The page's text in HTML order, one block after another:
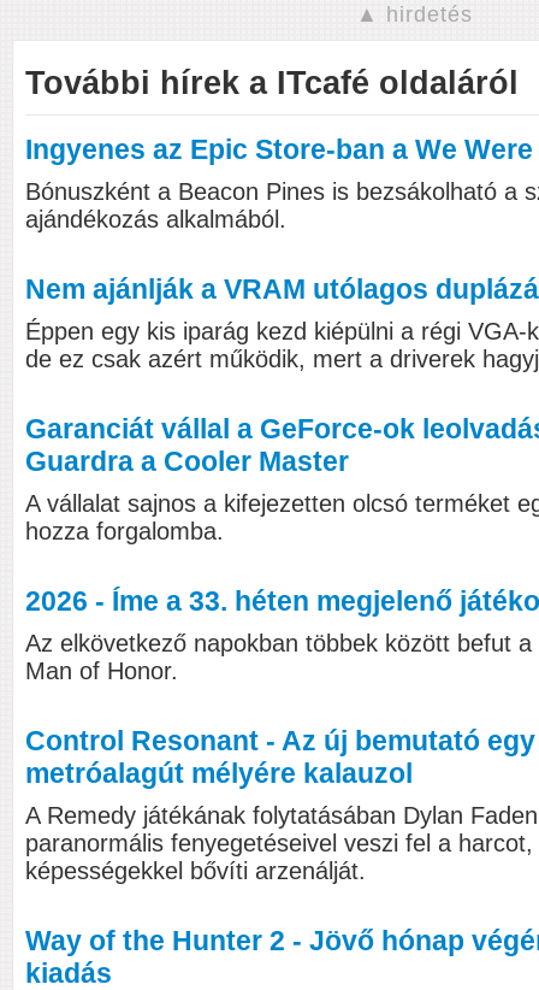
▲ hirdetés
További hírek a ITcafé oldaláról
Ingyenes az Epic Store-ban a We
Bónuszként a Beacon Pines is bezsákolható a
ajándékozás alkalmából.
Nem ajánlják a VRAM utólagos
Éppen egy kis iparág kezd kiépülni a régi VGA-
de ez csak azért működik, mert a driverek
Garanciát vállal a GeForce-ok
Guardra a Cooler Master
A vállalat sajnos a kifejezetten olcsó terméket
hozza forgalomba.
2026 - Íme a 33. héten megjelenő
Az elkövetkező napokban többek között befut
Man of Honor.
Control Resonant - Az új bemutató
metróalagút mélyére kalauzol
A Remedy játékának folytatásában Dylan
paranormális fenyegetéseivel veszi fel a
képességekkel bővíti arzenálját.
Way of the Hunter 2 - Jövő hónap
kiadás